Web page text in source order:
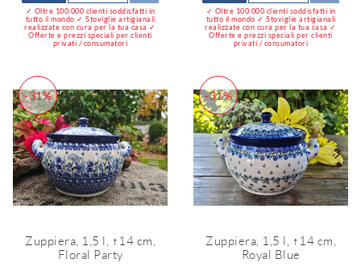
✓ Oltre 100.000 clienti soddisfatti in
tutto il mondo ✓ Stoviglie artigianali
realizzate con cura per la tua casa ✓
Offerte e prezzi speciali per clienti
privati / consumatori
✓ Oltre 100.000 clienti soddisfatti in
tutto il mondo ✓ Stoviglie artigianali
realizzate con cura per la tua casa ✓
Offerte e prezzi speciali per clienti
privati / consumatori
-31%
Zuppiera, 1,5 l, ↑14 cm,
Floral Party
-31%
Zuppiera, 1,5 l, ↑14 cm,
Royal Blue